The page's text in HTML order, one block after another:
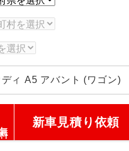
ディ A5 アバント (ワゴン)
新車見積り依頼